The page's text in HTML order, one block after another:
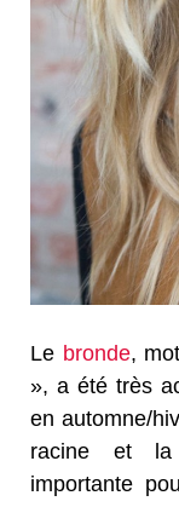
Le bronde,
», a été très
en automne/
racine et la
importante